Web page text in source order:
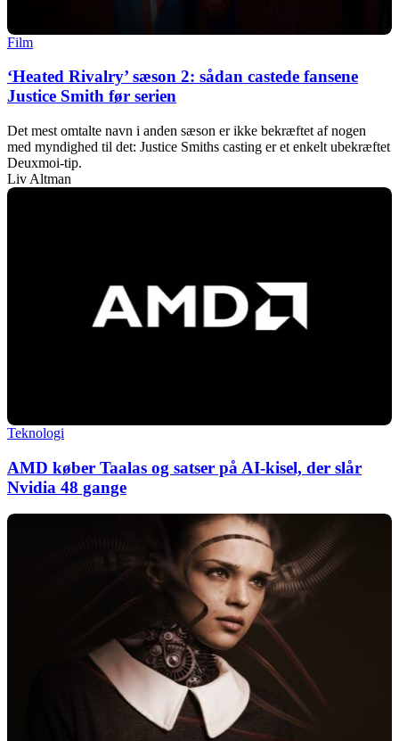
Film
‘Heated Rivalry’ sæson 2: sådan castede fansene
Justice Smith før serien
Det mest omtalte navn i anden sæson er ikke bekræftet af nogen
med myndighed til det: Justice Smiths casting er et enkelt ubekræftet
Deuxmoi-tip.
Liv Altman
Teknologi
AMD køber Taalas og satser på AI-kisel, der slår
Nvidia 48 gange